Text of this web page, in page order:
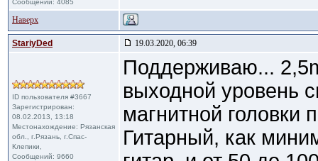
Сообщений: 4085
Наверх
StariyDed 19.03.2020, 06:39
ID пользователя #3667
Зарегистрирован:
08.02.2013, 13:18
Местонахождение: Рязанская
обл., г.Рязань, г.Спас-
Клепики,
Сообщений: 9660
Поддерживаю...
выходной уровень
магнитной головки
Гитарный, как